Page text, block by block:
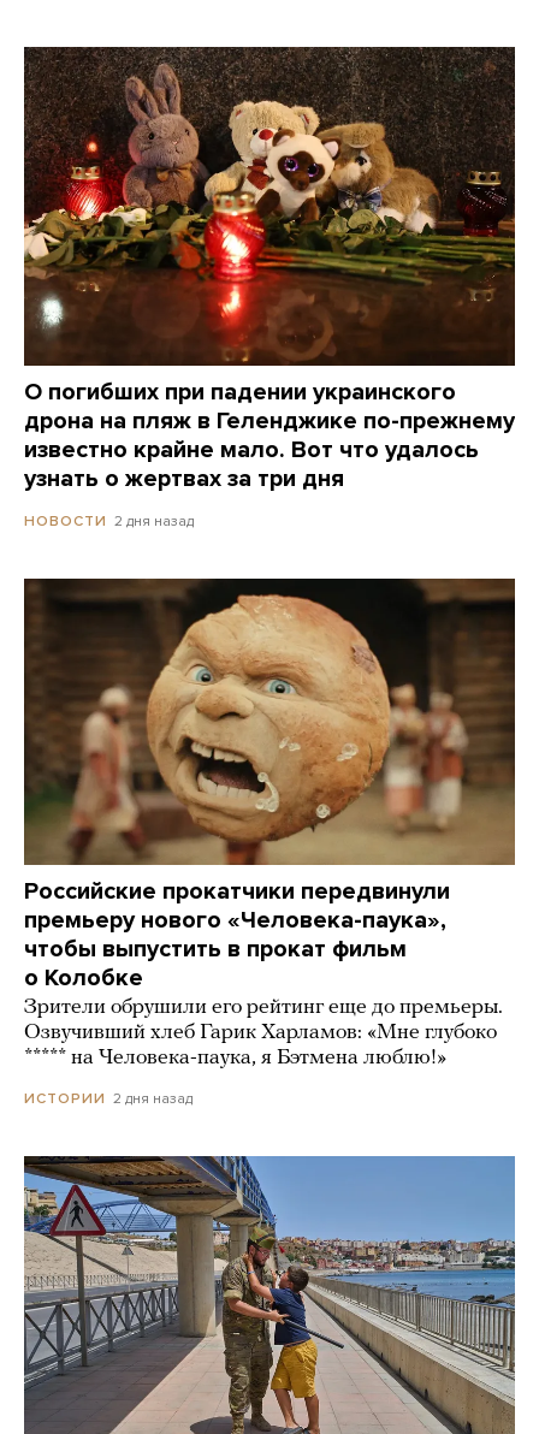
О погибших при падении украинского
дрона на пляж в Геленджике по-прежнему
известно крайне мало. Вот что удалось
узнать о жертвах за три дня
НОВОСТИ 2 дня назад
Российские прокатчики передвинули
премьеру нового «Человека-паука»,
чтобы выпустить в прокат фильм
о Колобке
Зрители обрушили его рейтинг еще до премьеры.
Озвучивший хлеб Гарик Харламов: «Мне глубоко
***** на Человека-паука, я Бэтмена люблю!»
ИСТОРИИ 2 дня назад